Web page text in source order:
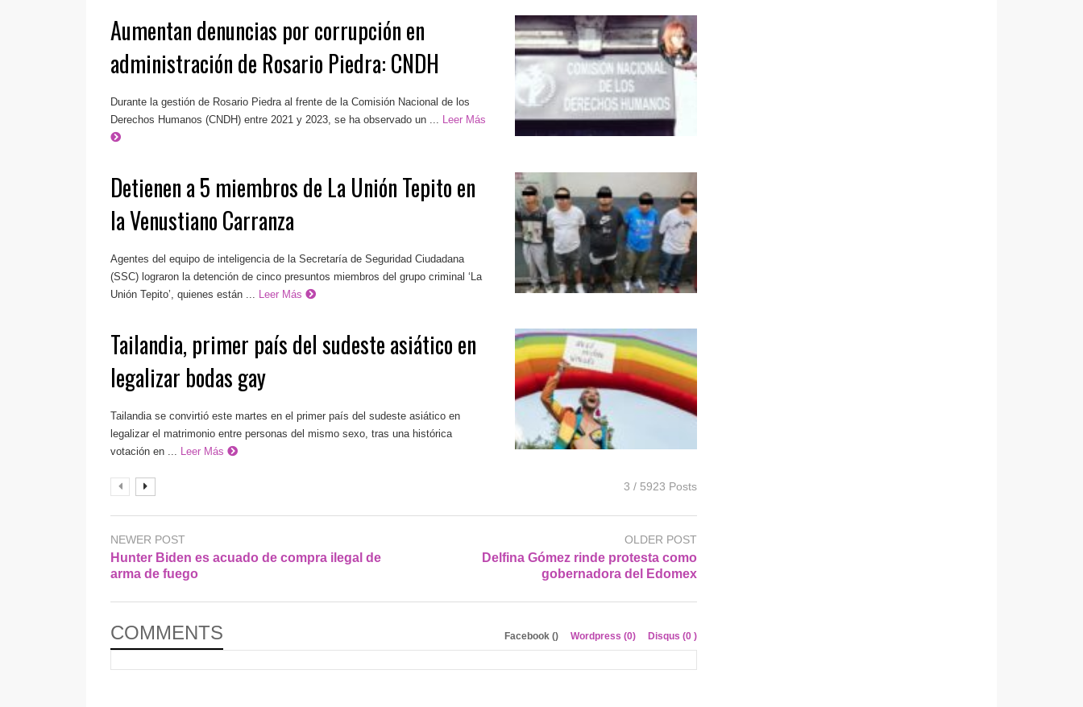
Aumentan denuncias por corrupción en
administración de Rosario Piedra: CNDH
Durante la gestión de Rosario Piedra al frente de la Comisión Nacional de los
Derechos Humanos (CNDH) entre 2021 y 2023, se ha observado un ...
Leer Más
Detienen a 5 miembros de La Unión Tepito en
la Venustiano Carranza
Agentes del equipo de inteligencia de la Secretaría de Seguridad Ciudadana
(SSC) lograron la detención de cinco presuntos miembros del grupo criminal ‘La
Unión Tepito’, quienes están ...
Leer Más
Tailandia, primer país del sudeste asiático en
legalizar bodas gay
Tailandia se convirtió este martes en el primer país del sudeste asiático en
legalizar el matrimonio entre personas del mismo sexo, tras una histórica
votación en ...
Leer Más
3 / 5923 Posts
NEWER POST
Hunter Biden es acuado de compra ilegal de
arma de fuego
OLDER POST
Delfina Gómez rinde protesta como
gobernadora del Edomex
COMMENTS Facebook () Wordpress (0) Disqus (0 )